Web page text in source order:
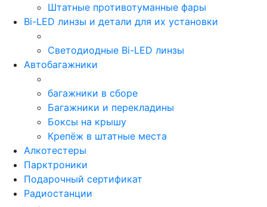
Штатные противотуманные фары
Bi-LED линзы и детали для их установки
Светодиодные Bi-LED линзы
Автобагажники
багажники в сборе
Багажники и перекладины
Боксы на крышу
Крепёж в штатные места
Алкотестеры
Парктроники
Подарочный сертификат
Радиостанции